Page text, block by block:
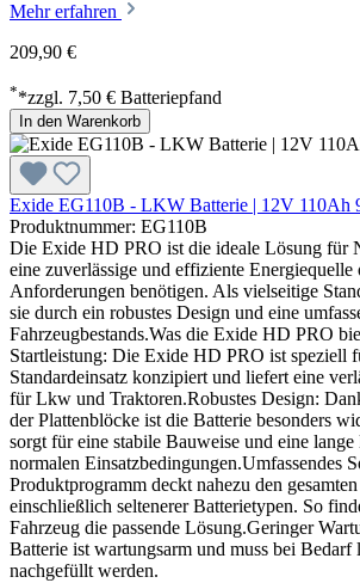
Mehr erfahren
209,90 €
**zzgl. 7,50 € Batteriepfand
In den Warenkorb
Exide EG110B - LKW Batterie | 12V 110Ah
Produktnummer: EG110B
Die Exide HD PRO ist die ideale Lösung für
eine zuverlässige und effiziente Energiequelle
Anforderungen benötigen. Als vielseitige
sie durch ein robustes Design und eine
Fahrzeugbestands.Was die Exide HD PRO
Startleistung: Die Exide HD PRO ist speziell
Standardeinsatz konzipiert und liefert eine
für Lkw und Traktoren.Robustes Design:
der Plattenblöcke ist die Batterie besonders
sorgt für eine stabile Bauweise und eine lange
normalen Einsatzbedingungen.Umfassendes
Produktprogramm deckt nahezu den
einschließlich seltenerer Batterietypen. So
Fahrzeug die passende Lösung.Geringer
Batterie ist wartungsarm und muss bei Bedarf
nachgefüllt werden.